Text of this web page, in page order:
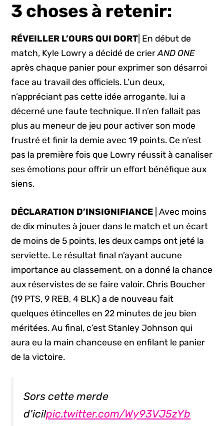
3 choses à retenir:
RÉVEILLER L’OURS QUI DORT | En début de
match, Kyle Lowry a décidé de crierAND ONE
après chaque panier pour exprimer son désarroi
face au travail des officiels. L’un deux,
n’appréciant pas cette idée arrogante, lui a
décerné une faute technique. Il n’en fallait pas
plus au meneur de jeu pour activer son mode
frustré et finir la demie avec 19 points. Ce n’est
pas la première fois que Lowry réussit à canaliser
ses émotions pour offrir un effort bénéfique aux
siens.
DÉCLARATION D’INSIGNIFIANCE | Avec moins
de dix minutes à jouer dans le match et un écart
de moins de 5 points, les deux camps ont jeté la
serviette. Le résultat final n’ayant aucune
importance au classement, on a donné la chance
aux réservistes de se faire valoir. Chris Boucher
(19 PTS, 9 REB, 4 BLK) a de nouveau fait
quelques étincelles en 22 minutes de jeu bien
méritées. Au final, c’est Stanley Johnson qui
aura eu la main chanceuse en enfilant le panier
de la victoire.
Sors cette merde
d'ici!pic.twitter.com/Wy93VJ5zYb